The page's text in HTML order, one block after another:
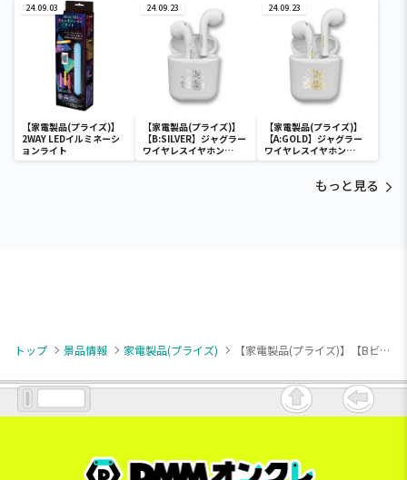
24.09.03
【家電製品(プライズ)】
2WAY LEDイルミネーシ
ョンライト
24.09.23
【家電製品(プライズ)】
【B:SILVER】ジャグラー
ワイヤレスイヤホン
2(GOLD&SILVER)
24.09.23
【家電製品(プライズ)】
【A:GOLD】ジャグラー
ワイヤレスイヤホン
2(GOLD&SILVER)
もっと見る
トップ 景品情報 家電製品(プライズ) 【家電製品(プライズ)】【Bビビットカラー】チロルチョコ スマートウォッチ2